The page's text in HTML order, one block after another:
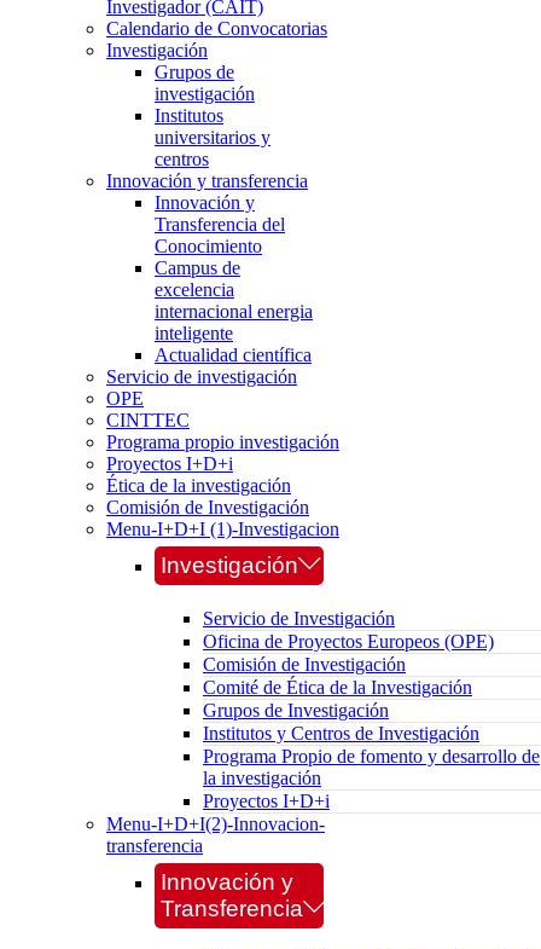
Investigador (CAIT)
Calendario de Convocatorias
Investigación
Grupos de
investigación
Institutos
universitarios y
centros
Innovación y transferencia
Innovación y
Transferencia del
Conocimiento
Campus de
excelencia
internacional energia
inteligente
Actualidad científica
Servicio de investigación
OPE
CINTTEC
Programa propio investigación
Proyectos I+D+i
Ética de la investigación
Comisión de Investigación
Menu-I+D+I (1)-Investigacion
Investigación
Servicio de Investigación
Oficina de Proyectos Europeos (OPE)
Comisión de Investigación
Comité de Ética de la Investigación
Grupos de Investigación
Institutos y Centros de Investigación
Programa Propio de fomento y desarrollo de
la investigación
Proyectos I+D+i
Menu-I+D+I(2)-Innovacion-
transferencia
Innovación y
Transferencia